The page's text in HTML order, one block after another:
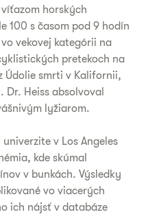
horských
100 s časom pod 9 hodín
vekovej kategórii na
pretekoch na
Údolie smrti v Kalifornii,
Heiss absolvoval
lyžiarom.
v Los Angeles
kde skúmal
v bunkách. Výsledky
vo viacerých
ich nájsť v databáze